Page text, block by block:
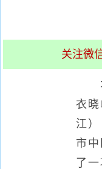
关注微
本
衣
江
市
了